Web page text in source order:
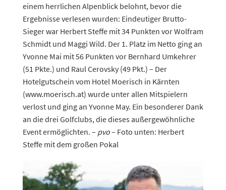
einem herrlichen Alpenblick belohnt, bevor die
Ergebnisse verlesen wurden: Eindeutiger Brutto-
Sieger war Herbert Steffe mit 34 Punkten vor Wolfram
Schmidt und Maggi Wild. Der 1. Platz im Netto ging an
Yvonne Mai mit 56 Punkten vor Bernhard Umkehrer
(51 Pkte.) und Raul Cerovsky (49 Pkt.) – Der
Hotelgutschein vom Hotel Moerisch in Kärnten
(www.moerisch.at) wurde unter allen Mitspielern
verlost und ging an Yvonne May. Ein besonderer Dank
an die drei Golfclubs, die dieses außergewöhnliche
Event ermöglichten. – pvo– Foto unten: Herbert
Steffe mit dem großen Pokal